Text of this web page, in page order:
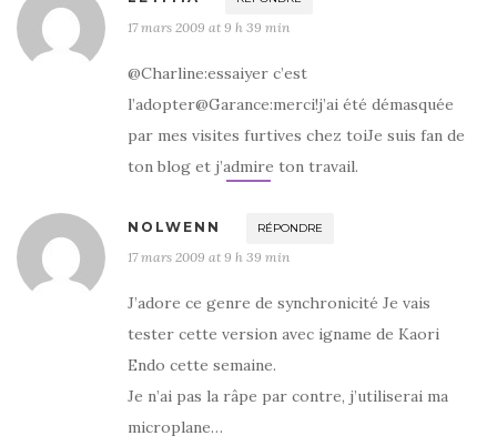
17 mars 2009 at 9 h 39 min
@Charline:essaiyer c’est
l’adopter@Garance:merci!j’ai été démasquée
par mes visites furtives chez toiJe suis fan de
ton blog et j’admire ton travail.
NOLWENN RÉPONDRE
17 mars 2009 at 9 h 39 min
J’adore ce genre de synchronicité Je vais
tester cette version avec igname de Kaori
Endo cette semaine.
Je n’ai pas la râpe par contre, j’utiliserai ma
microplane…